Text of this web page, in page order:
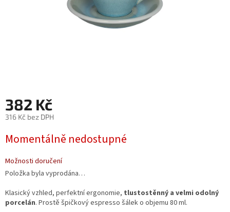
382 Kč
316 Kč bez DPH
cena:
Momentálně nedostupné
Možnosti doručení
Položka byla vyprodána…
Klasický vzhled, perfektní ergonomie, tlustostěnný a velmi odolný
porcelán. Prostě špičkový espresso šálek o objemu 80 ml.